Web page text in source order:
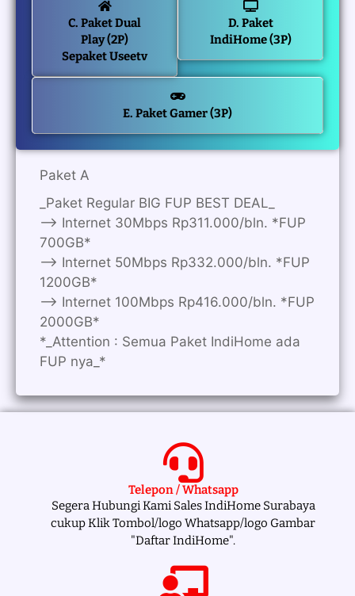
C. Paket Dual
Play (2P)
Sepaket Useetv
D. Paket
IndiHome (3P)
E. Paket Gamer (3P)
Paket A
_Paket Regular BIG FUP BEST DEAL_
—> Internet 30Mbps Rp311.000/bln. *FUP
700GB*
—> Internet 50Mbps Rp332.000/bln. *FUP
1200GB*
—> Internet 100Mbps Rp416.000/bln. *FUP
2000GB*
*_Attention : Semua Paket IndiHome ada
FUP nya_*
Telepon / Whatsapp
Segera Hubungi Kami Sales IndiHome Surabaya
cukup Klik Tombol/logo Whatsapp/logo Gambar
"Daftar IndiHome".